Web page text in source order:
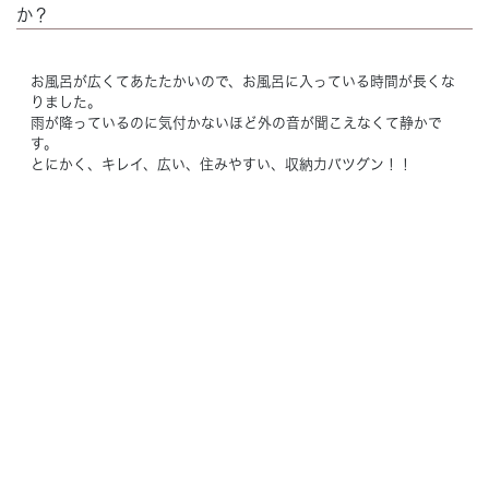
か？
お風呂が広くてあたたかいので、お風呂に入っている時間が長くな
りました。
雨が降っているのに気付かないほど外の音が聞こえなくて静かで
す。
とにかく、キレイ、広い、住みやすい、収納力バツグン！！